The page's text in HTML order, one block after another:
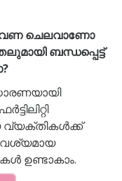
ചെലവാണോ
ബന്ധപ്പെട്ട്
വ്യക്തികൾക്ക്
ഉണ്ടാകാം.